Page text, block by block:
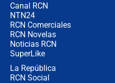
Canal RCN
NTN24
RCN Comerciales
RCN Novelas
Noticias RCN
SuperLike
La República
RCN Social